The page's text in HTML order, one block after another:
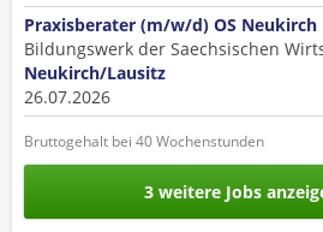
Praxisberater (m/w/d) OS Neukirch
Bildungswerk der Saechsischen
Neukirch/Lausitz
26.07.2026
Bruttogehalt bei 40 Wochenstunden
3 weitere Jobs